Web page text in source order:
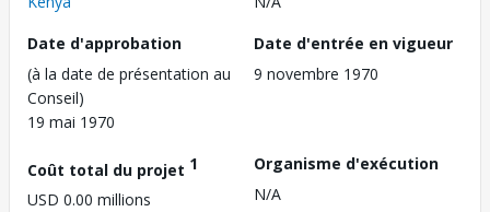
Date d'approbation
(à la date de présentation au
Conseil)
19 mai 1970
Date d'entrée en vigueur
9 novembre 1970
Coût total du projet 1
USD 0.00 millions
Organisme d'exécution
N/A